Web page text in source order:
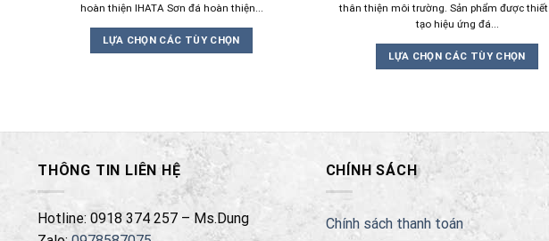
hoàn thiện IHATA Sơn đá hoàn thiện...
LỰA CHỌN CÁC TÙY CHỌN
nhiều
biến
thể.
tùy
thân thiện môi trường. Sản phẩm được thiết
tạo hiệu ứng đá...
LỰA CHỌN CÁC TÙY CHỌN
thể.
Các
THÔNG TIN LIÊN HỆ
Hotline: 0918 374 257 – Ms.Dung
CHÍNH SÁCH
Chính sách thanh toán